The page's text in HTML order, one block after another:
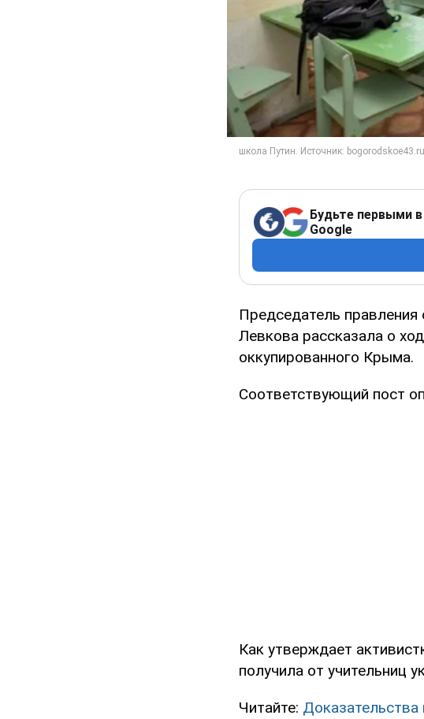
Будьте первыми в
Google
Председатель
Левкова рассказала о
оккупированного Крыма.
Соответствующий пост
Как утверждает
получила от учительниц
Читайте: